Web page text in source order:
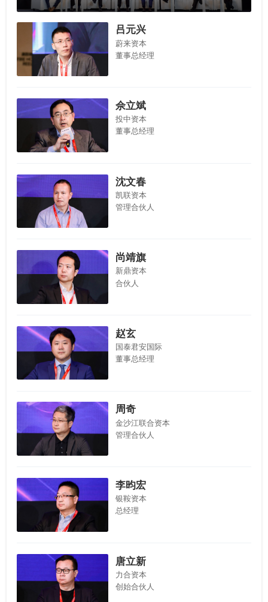
吕元兴
蔚来资本
董事总经理
佘立斌
投中资本
董事总经理
沈文春
凯联资本
管理合伙人
尚靖旗
新鼎资本
合伙人
赵玄
国泰君安国际
董事总经理
周奇
金沙江联合资本
管理合伙人
李昀宏
银鞍资本
总经理
唐立新
力合资本
创始合伙人